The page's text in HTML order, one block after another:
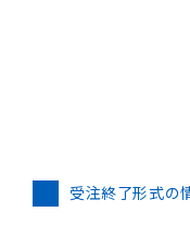
受注終了形式の